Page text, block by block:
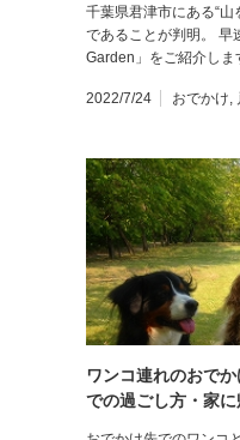
千葉県君津市にある“
であることが判明。 早
Garden」をご紹介しま
2022/7/24 おでかけ,
ワンコ連れのおで
での過ごし方・家